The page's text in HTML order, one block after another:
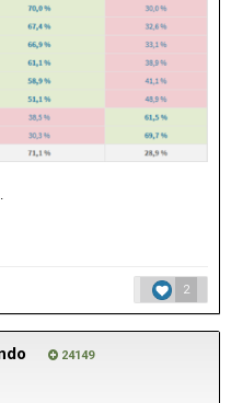
2
24149